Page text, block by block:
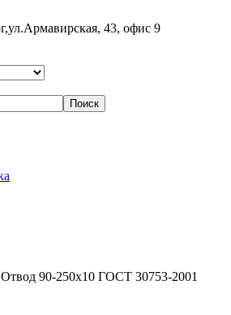
43, офис 9
Отвод 90-250х10 ГОСТ 30753-2001